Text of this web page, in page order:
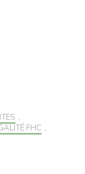
,
FHC ,